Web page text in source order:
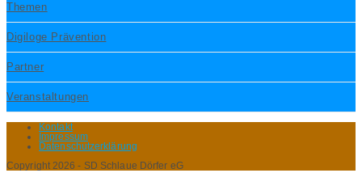
Themen
Digiloge Prävention
Partner
Veranstaltungen
Kontakt
Impressum
Datenschutzerklärung
Copyright 2026 - SD Schlaue Dörfer eG